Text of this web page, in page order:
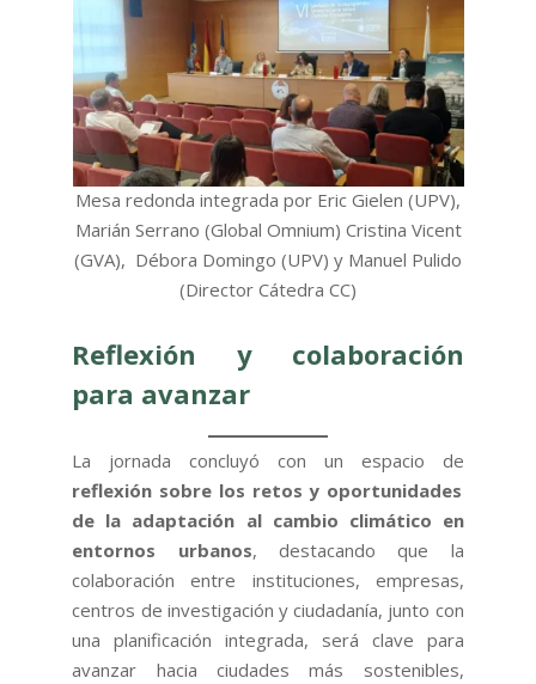
Mesa redonda integrada por Eric Gielen (UPV),
Marián Serrano (Global Omnium) Cristina Vicent
(GVA), Débora Domingo (UPV) y Manuel Pulido
(Director Cátedra CC)
Reflexión y colaboración
para avanzar
La jornada concluyó con un espacio de
reflexión sobre los retos y oportunidades
de la adaptación al cambio climático en
entornos urbanos, destacando que la
colaboración entre instituciones, empresas,
centros de investigación y ciudadanía, junto con
una planificación integrada, será clave para
avanzar hacia ciudades más sostenibles,